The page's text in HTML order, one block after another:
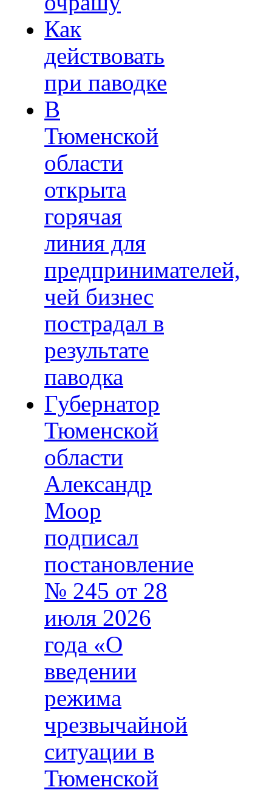
Как
действовать
при паводке
В
Тюменской
области
открыта
горячая
линия для
предпринимателей,
чей бизнес
пострадал в
результате
паводка
Губернатор
Тюменской
области
Александр
Моор
подписал
постановление
№ 245 от 28
июля 2026
года «О
введении
режима
чрезвычайной
ситуации в
Тюменской